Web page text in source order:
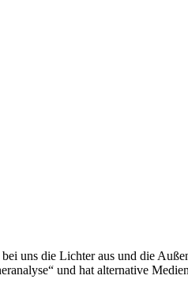
uns die Lichter aus und die
und hat alternative